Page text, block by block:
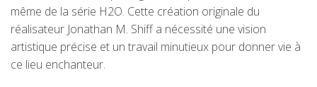
même de la série H2O. Cette création originale du
réalisateur Jonathan M. Shiff a nécessité une vision
artistique précise et un travail minutieux pour donner vie à
ce lieu enchanteur.